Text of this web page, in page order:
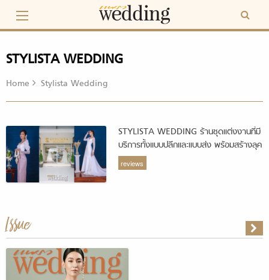
content
STYLISTA WEDDING
Home Stylista Wedding
STYLISTA WEDDING ร้านชุดแต่งงานที่มี
บริการทั้งแบบปลีกและแบบส่ง พร้อมสร้างลุค
เจ้าสาวดูมีสไตล์ในวันแต่งงาน
reviews
Issue